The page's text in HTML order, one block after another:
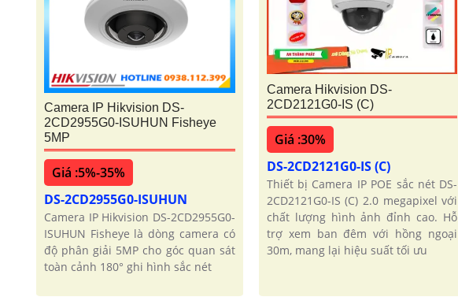
Camera IP Hikvision DS-
2CD2955G0-ISUHUN Fisheye
5MP
Giá :5%-35%
DS-2CD2955G0-ISUHUN
Camera IP Hikvision DS-2CD2955G0-
ISUHUN Fisheye là dòng camera có
độ phân giải 5MP cho góc quan sát
toàn cảnh 180° ghi hình sắc nét
Camera Hikvision DS-
2CD2121G0-IS (C)
Giá :30%
DS-2CD2121G0-IS (C)
Thiết bị Camera IP POE sắc nét DS-
2CD2121G0-IS (C) 2.0 megapixel với
chất lượng hình ảnh đỉnh cao. Hỗ
trợ xem ban đêm với hồng ngoại
30m, mang lại hiệu suất tối ưu